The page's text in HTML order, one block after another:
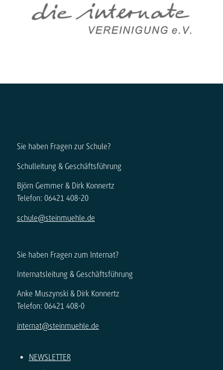
Sie haben Fragen zur Schule?
Schulleitung & Geschäftsführung
Björn Gemmer & Dirk Konnertz
Telefon: 06421 408-20
schule@steinmuehle.de
Sie haben Fragen zum Internat?
Internatsleitung & Geschäftsführung
Anke Muszynski & Dirk Konnertz
Telefon: 06421 408-0
internat@steinmuehle.de
NEWSLETTER